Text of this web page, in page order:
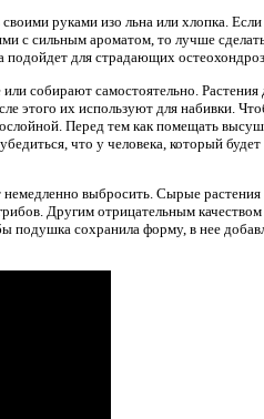
руками изо льна или хлопка. Если
с сильным ароматом, то лучше
подойдет для страдающих
собирают самостоятельно.
этого их используют для набивки.
Перед тем как помещать
что у человека, который
выбросить. Сырые растения
Другим отрицательным качеством
подушка сохранила форму, в нее